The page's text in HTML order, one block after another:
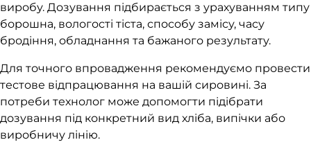
виробу. Дозування підбирається з урахуванням типу
борошна, вологості тіста, способу замісу, часу
бродіння, обладнання та бажаного результату.
Для точного впровадження рекомендуємо провести
тестове відпрацювання на вашій сировині. За
потреби технолог може допомогти підібрати
дозування під конкретний вид хліба, випічки або
виробничу лінію.